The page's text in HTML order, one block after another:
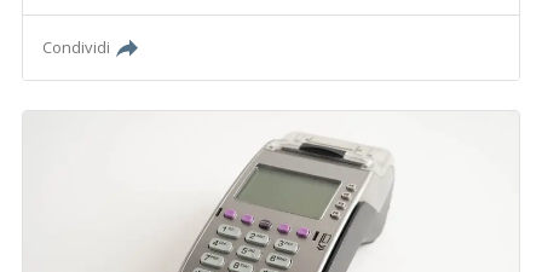
Condividi